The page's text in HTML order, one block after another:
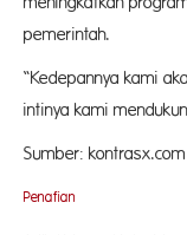
pemerintah.
“Kedepannya kami
intinya kami
Sumber: kontrasx.com
Penafian